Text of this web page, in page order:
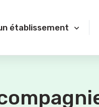
établissement